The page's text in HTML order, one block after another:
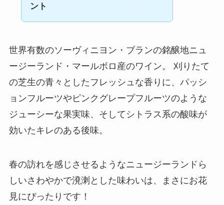
ント
世界有数のソーヴィニヨン・ブランの銘醸地ニュ
ージーランド・マールボロ産のワイン。 刈りたて
の芝生の青々としたフレッシュな香りに、パッシ
ョンフルーツやピンクグレープフルーツのような
ジューシーな果実味、そしてシトラス系の酸味が
効いたキレのある後味。
春の訪れを感じさせるようなニュージーランドら
しいさわやかで溌溂とした味わいは、まさにお花
見にぴったりです！